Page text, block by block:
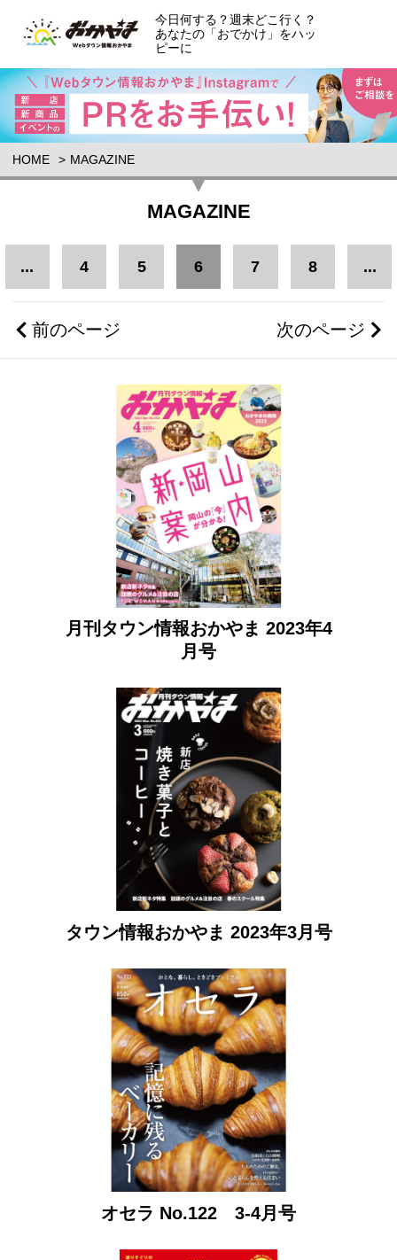
今日何する？週末どこ行く？
あなたの「おでかけ」をハッ
ピーに
HOME MAGAZINE
MAGAZINE
前のページ
... 4 5 6 7 8 ...
次のページ
月刊タウン情報おかやま 2023年4
月号
タウン情報おかやま 2023年3月号
オセラ No.122 3-4月号